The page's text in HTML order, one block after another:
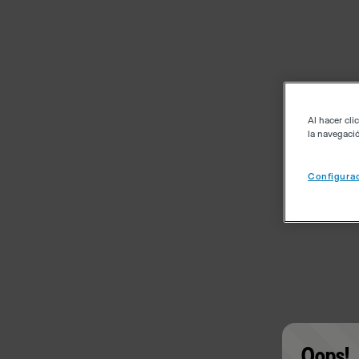
Al hacer clic
la